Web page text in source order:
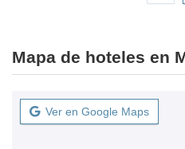
Mapa de hoteles en
Ver en Google Maps